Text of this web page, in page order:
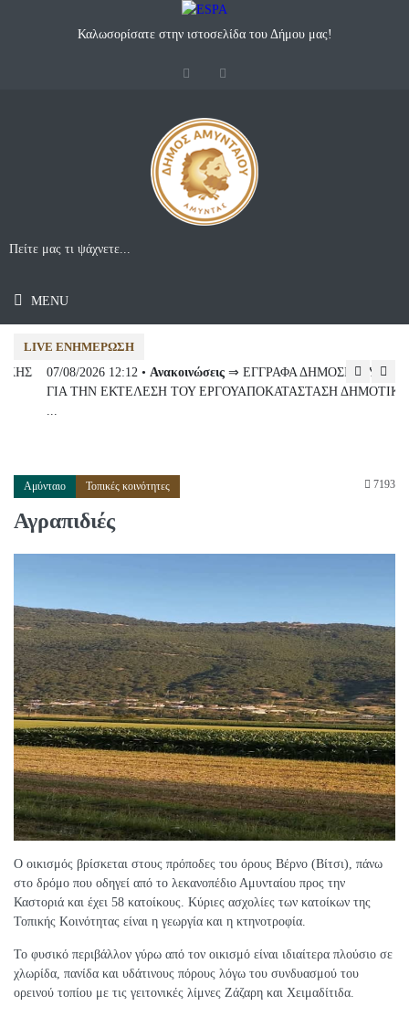
Καλωσορίσατε στην ιστοσελίδα του Δήμου μας!
MENU
LIVE ΕΝΗΜΈΡΩΣΗ
07/08/2026 12:12 •Ανακοινώσεις⇒ ΕΓΓΡΑΦΑ ΔΗΜΟΣΙΑ ΣΥΜΒΑΣΗ
ΓΙΑ ΤΗΝ ΕΚΤΕΛΕΣΗ ΤΟΥ ΕΡΓΟΥΑΠΟΚΑΤΑΣΤΑΣΗ ΔΗΜΟΤΙΚΗΣ
Αμύνταιο Τοπικές κοινότητες 7193
Αγραπιδιές
Ο οικισμός βρίσκεται στους πρόποδες του όρους Βέρνο (Βίτσι), πάνω
στο δρόμο που οδηγεί από το λεκανοπέδιο Αμυνταίου προς την
Καστοριά και έχει 58 κατοίκους. Κύριες ασχολίες των κατοίκων της
Τοπικής Κοινότητας είναι η γεωργία και η κτηνοτροφία.
Το φυσικό περιβάλλον γύρω από τον οικισμό είναι ιδιαίτερα πλούσιο σε
χλωρίδα, πανίδα και υδάτινους πόρους λόγω του συνδυασμού του
ορεινού τοπίου με τις γειτονικές λίμνες Ζάζαρη και Χειμαδίτιδα.